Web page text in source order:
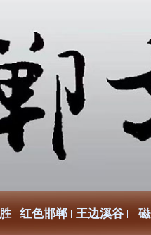
红色邯郸 王边溪谷